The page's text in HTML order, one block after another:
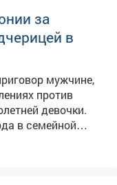
рублей.
–
и 33-летний
уголовное
размере.
лет лишения
за
в
мужчине,
против
девочки.
в семейной
алкогольного